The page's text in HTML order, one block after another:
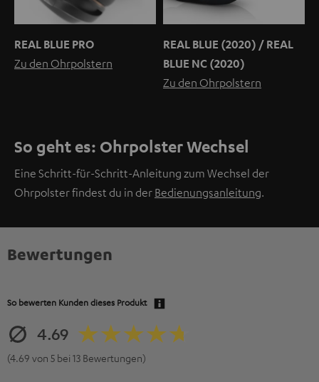
REAL BLUE PRO
Zu den Ohrpolstern
REAL BLUE (2020) / REAL
BLUE NC (2020)
Zu den Ohrpolstern
So geht es: Ohrpolster Wechsel
Eine Schritt-für-Schritt-Anleitung zum Wechsel der
Ohrpolster findest du in der Bedienungsanleitung.
Bewertungen
So bewerten Kunden dieses Produkt
4.69
(4.69 von 5 bei 13 Bewertungen)